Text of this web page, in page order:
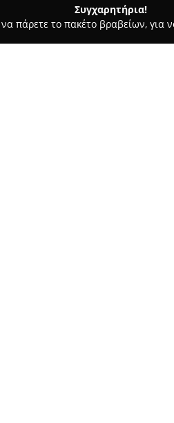
Συγχαρητήρια!
πάρετε το πακέτο βραβείων, για